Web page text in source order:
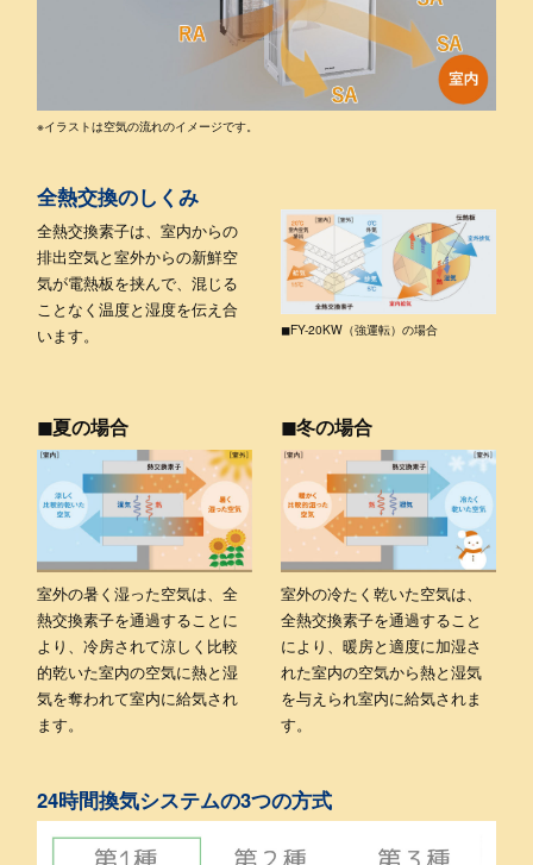
※イラストは空気の流れのイメージです。
全熱交換のしくみ
全熱交換素子は、室内からの
排出空気と室外からの新鮮空
気が電熱板を挟んで、混じる
ことなく温度と湿度を伝え合
います。
◼︎FY-20KW（強運転）の場合
◼︎夏の場合
室外の暑く湿った空気は、全
熱交換素子を通過することに
より、冷房されて涼しく比較
的乾いた室内の空気に熱と湿
気を奪われて室内に給気され
ます。
◼︎冬の場合
室外の冷たく乾いた空気は、
全熱交換素子を通過すること
により、暖房と適度に加湿さ
れた室内の空気から熱と湿気
を与えられ室内に給気されま
す。
24時間換気システムの3つの方式